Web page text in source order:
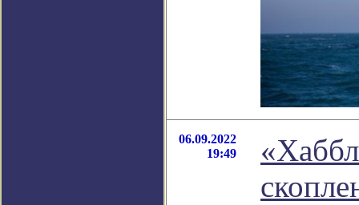
06.09.2022
19:49